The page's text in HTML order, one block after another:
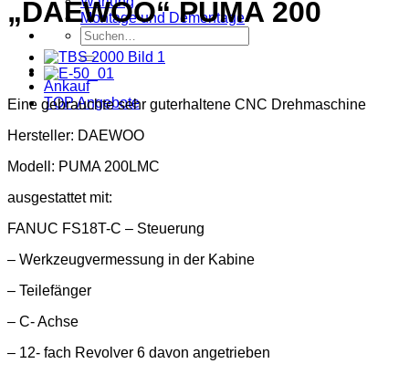
Montage und Demontage
Suche
nach:
Ankauf
TOP Angebote
„DAEWOO“ PUMA 200
Eine gebrauchte sehr guterhaltene CNC Drehmaschine
Hersteller: DAEWOO
Modell: PUMA 200LMC
ausgestattet mit:
FANUC FS18T-C – Steuerung
– Werkzeugvermessung in der Kabine
– Teilefänger
– C- Achse
– 12- fach Revolver 6 davon angetrieben